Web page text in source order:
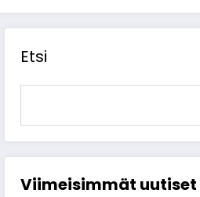
Etsi
Viimeisimmät uutiset